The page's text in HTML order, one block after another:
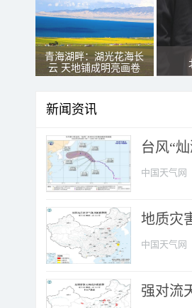
青海湖畔：湖光花海长
云 天地铺成明亮画卷
新闻资讯
台风“
中国天气网
地质灾
中国天气网
强对流